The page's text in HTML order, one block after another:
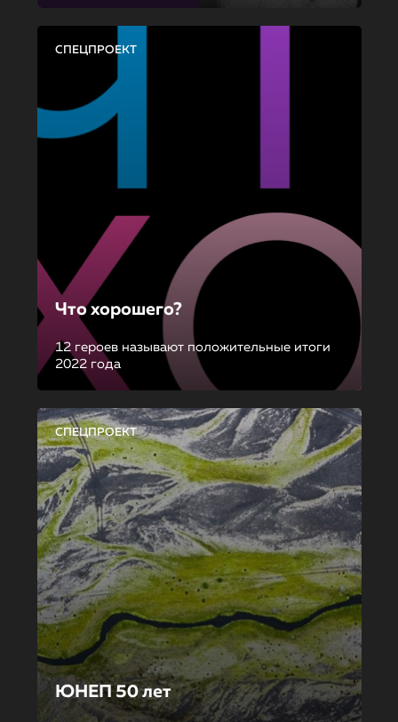
СПЕЦПРОЕКТ
Что хорошего?
12 героев называют положительные итоги
2022 года
СПЕЦПРОЕКТ
ЮНЕП 50 лет